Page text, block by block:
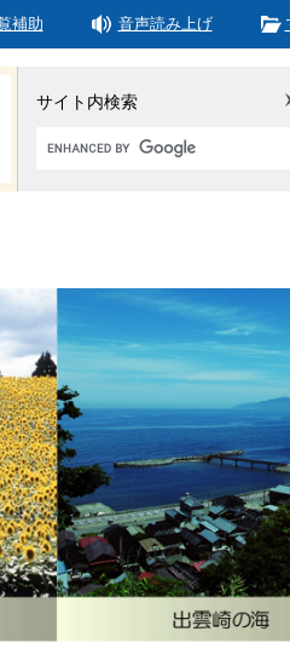
補助 音声読み上げ
サイト内検索
Google